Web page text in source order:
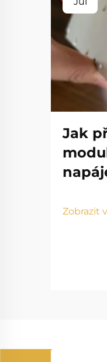
Jak
Zobrazit